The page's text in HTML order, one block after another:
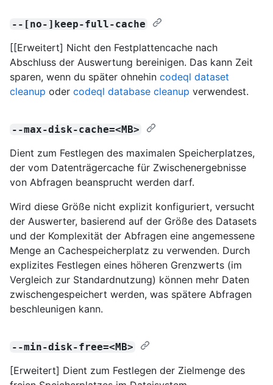
--[no-]keep-full-cache
[[Erweitert] Nicht den Festplattencache nach
Abschluss der Auswertung bereinigen. Das kann Zeit
sparen, wenn du später ohnehin codeql dataset
cleanup oder codeql database cleanup verwendest.
--max-disk-cache=<MB>
Dient zum Festlegen des maximalen Speicherplatzes,
der vom Datenträgercache für Zwischenergebnisse
von Abfragen beansprucht werden darf.
Wird diese Größe nicht explizit konfiguriert, versucht
der Auswerter, basierend auf der Größe des Datasets
und der Komplexität der Abfragen eine angemessene
Menge an Cachespeicherplatz zu verwenden. Durch
explizites Festlegen eines höheren Grenzwerts (im
Vergleich zur Standardnutzung) können mehr Daten
zwischengespeichert werden, was spätere Abfragen
beschleunigen kann.
--min-disk-free=<MB>
[Erweitert] Dient zum Festlegen der Zielmenge des